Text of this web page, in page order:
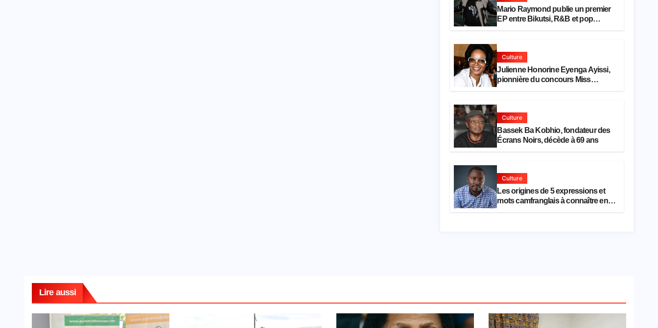
américainMario Raymond publie un premier
EP entre Bikutsi, R&B et pop
Culture
Julienne Honorine Eyenga Ayissi,
pionnière du concours Miss
Culture
Bassek Ba Kobhio, fondateur des
Écrans Noirs, décède à 69 ans
Culture
Les origines de 5 expressions et
mots camfranglais à connaître en
Lire aussi